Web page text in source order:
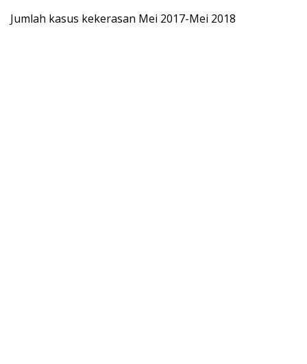
Jumlah kasus kekerasan Mei 2017-Mei 2018